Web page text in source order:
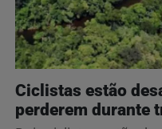
Ciclistas estão
perderem durante